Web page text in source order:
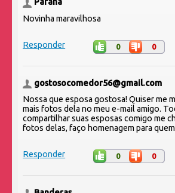
Parana
Novinha maravilhosa
Responder 0 0
gostosocomedor56@gmail.com
Nossa que esposa gostosa! Quiser me
mais fotos dela no meu e-mail amigo.
compartilhar suas esposas comigo me
fotos delas, faço homenagem para
Responder 0 0